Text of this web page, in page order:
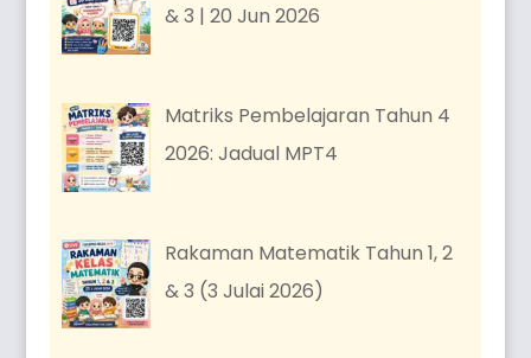
& 3 | 20 Jun 2026
Matriks Pembelajaran Tahun 4
2026: Jadual MPT4
Rakaman Matematik Tahun 1, 2
& 3 (3 Julai 2026)